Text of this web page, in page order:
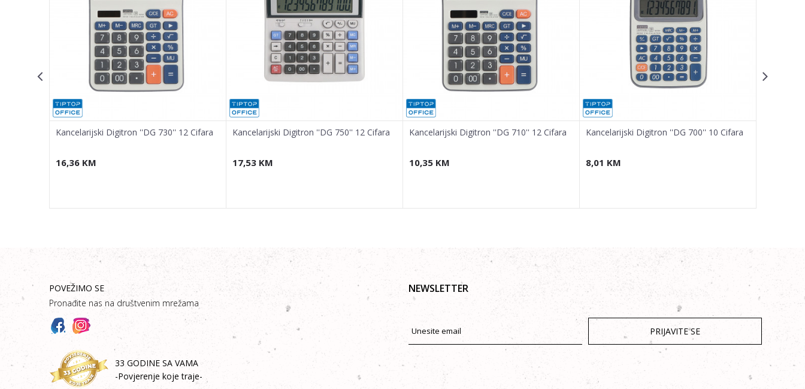
POŠALJI
Kancelarijski Digitron ''DG 730'' 12 Cifara
16,36 KM
Kancelarijski Digitron ''DG 750'' 12 Cifara
17,53 KM
Kancelarijski Digitron ''DG 710'' 12 Cifara
10,35 KM
Kancelarijski Digitron ''DG 700'' 10 Cifara
8,01 KM
POVEŽIMO SE
Pronađite nas na društvenim mrežama
33 GODINE SA VAMA
-Povjerenje koje traje-
NEWSLETTER
PRIJAVITE SE